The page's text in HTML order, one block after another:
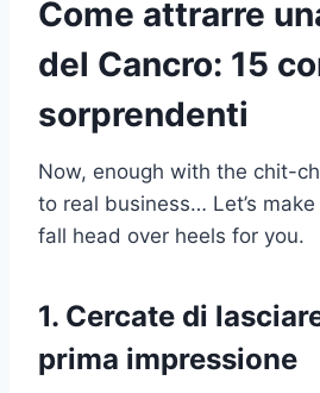
Come attrarre
del Cancro: 15
sorprendenti
Now, enough with the chit-
to real business… Let’s
fall head over heels for you.
1. Cercate di
prima impressione